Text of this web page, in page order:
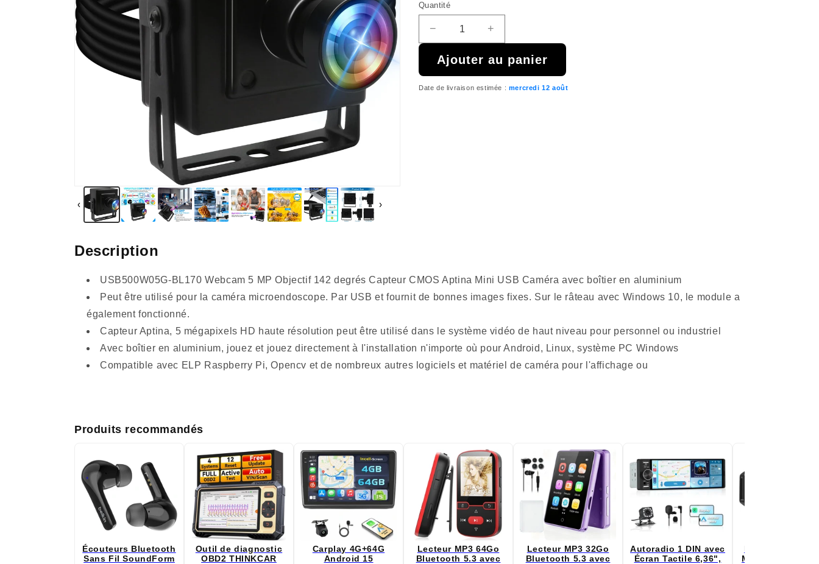
‹ ›
habituel
promotionnel
Quantité
Réduire
la
quantité
{{
−
Augmenter
la
quantité
{{
+
Ajouter au panier
Date de livraison estimée : mercredi 12 août
Description
USB500W05G-BL170 Webcam 5 MP Objectif 142 degrés Capteur CMOS Aptina Mini USB Caméra avec boîtier en aluminium
Peut être utilisé pour la caméra microendoscope. Par USB et fournit de bonnes images fixes. Sur le râteau avec Windows 10, le module a
également fonctionné.
Capteur Aptina, 5 mégapixels HD haute résolution peut être utilisé dans le système vidéo de haut niveau pour personnel ou industriel
Avec boîtier en aluminium, jouez et jouez directement à l'installation n'importe où pour Android, Linux, système PC Windows
Compatible avec ELP Raspberry Pi, Opencv et de nombreux autres logiciels et matériel de caméra pour l'affichage ou
Produits recommandés
Écouteurs Bluetooth
Sans Fil SoundForm
Outil de diagnostic
OBD2 THINKCAR
Carplay 4G+64G
Android 15
Lecteur MP3 64Go
Bluetooth 5.3 avec
Lecteur MP3 32Go
Bluetooth 5.3 avec
Autoradio 1 DIN avec
Écran Tactile 6,36",
Moto, 1080P